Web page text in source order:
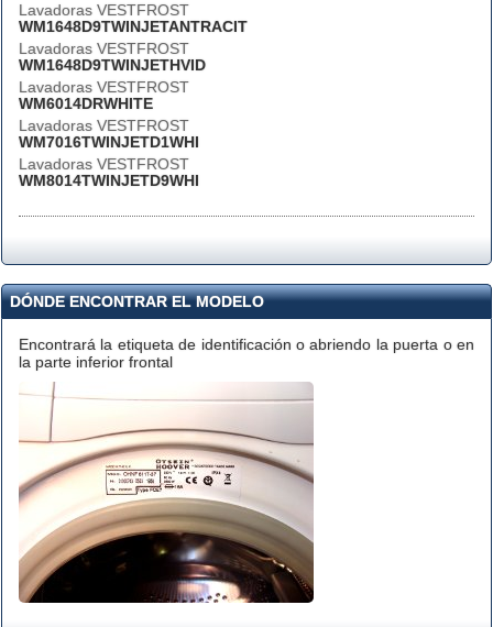
Lavadoras VESTFROST
WM1648D9TWINJETANTRACIT
Lavadoras VESTFROST
WM1648D9TWINJETHVID
Lavadoras VESTFROST
WM6014DRWHITE
Lavadoras VESTFROST
WM7016TWINJETD1WHI
Lavadoras VESTFROST
WM8014TWINJETD9WHI
DÓNDE ENCONTRAR EL MODELO
Encontrará la etiqueta de identificación o abriendo la puerta o en
la parte inferior frontal